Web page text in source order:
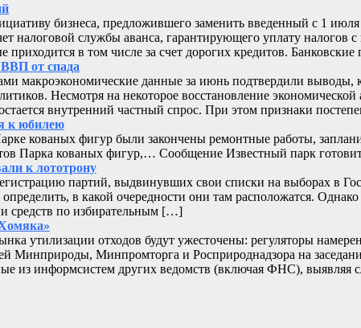
бизнеса, предложившего заменить введенный с 1
налоговой службы аванса, гарантирующего уплату налогов
приходится в том числе за счет дорогих кредитов.
от спада
макроэкономические данные за июнь подтвердили
Несмотря на некоторое восстановление
внутренний частный спрос. При этом признаки
к юбилею
кованых фигур были закончены ремонтные работы,
Парка кованых фигур,… Сообщение Известный парк
к лототрону
партий, выдвинувших свои списки на выборах в
в какой очередности они там расположатся.
средств по избирательным […]
утилизации отходов будут ужесточены: регуляторы
Минприроды, Минпромторга и Росприроднадзора на
из информсистем других ведомств (включая ФНС),